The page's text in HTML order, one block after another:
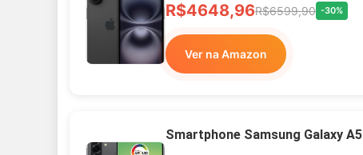
R$4648,96R$6599,90 -30%
Ver na Amazon
Smartphone Samsung Galaxy